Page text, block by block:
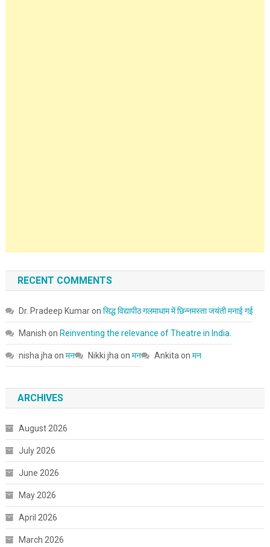
RECENT COMMENTS
Dr. Pradeep Kumaron सिद्ध विद्यापीठ गलमाधाम में छिन्नमस्ता जयंती मनाई गई
Manish on Reinventing the relevance of Theatre in India.
nisha jha on मन Nikki jha on मन Ankita on मन
ARCHIVES
August 2026
July 2026
June 2026
May 2026
April 2026
March 2026